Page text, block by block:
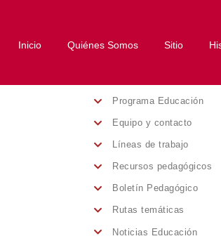
Inicio Quiénes Somos Sitio
Programa Educación
Equipo y contacto
Líneas de trabajo
Recursos pedagógicos
Boletín Pedagógico
Rutas temáticas
Noticias Educación